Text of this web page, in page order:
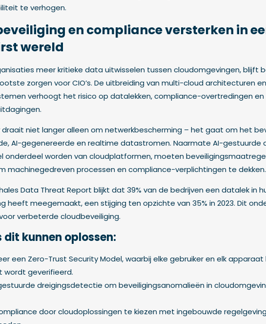
te verhogen.
en compliance versterken in
wereld
meer kritieke data uitwisselen tussen cloudomgevingen, blijft
zorgen voor CIO’s. De uitbreiding van multi-cloud architecturen
verhoogt het risico op datalekken, compliance-overtredingen en
niet langer alleen om netwerkbescherming – het gaat om het
AI-gegenereerde en realtime datastromen. Naarmate AI-gestuurde
onderdeel worden van cloudplatformen, moeten
machinegedreven processen en compliance-verplichtingen te dekken.
Data Threat Report blijkt dat 39% van de bedrijven een datalek in
heeft meegemaakt, een stijging ten opzichte van 35% in 2023. Dit
verbeterde cloudbeveiliging.
dit kunnen oplossen:
een Zero-Trust Security Model, waarbij elke gebruiker en elk apparaat
wordt geverifieerd.
dreigingsdetectie om beveiligingsanomalieën in
door cloudoplossingen te kiezen met ingebouwde